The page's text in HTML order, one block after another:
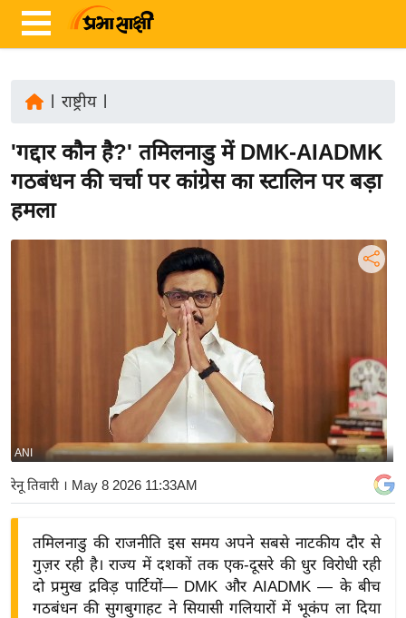
ज़ा
ख
र
बि
ज़
ने
द्यो
राष्ट्रीय|
'गद्दार कौन है?' तमिलनाडु में DMK-AIADMK
गठबंधन की चर्चा पर कांग्रेस का स्टालिन पर बड़ा
हमला
ANI
रेनू तिवारी । May 8 2026 11:33AM
तमिलनाडु की राजनीति इस समय अपने सबसे नाटकीय दौर से
गुज़र रही है। राज्य में दशकों तक एक-दूसरे की धुर विरोधी रही
दो प्रमुख द्रविड़ पार्टियों— DMK और AIADMK — के बीच
गठबंधन की सुगबुगाहट ने सियासी गलियारों में भूकंप ला दिया